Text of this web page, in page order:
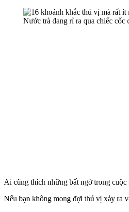
Nước trà đang rỉ ra qua chiếc cốc
Ai cũng thích những bất ngờ trong
Nếu bạn không mong đợi thú vị xảy ra